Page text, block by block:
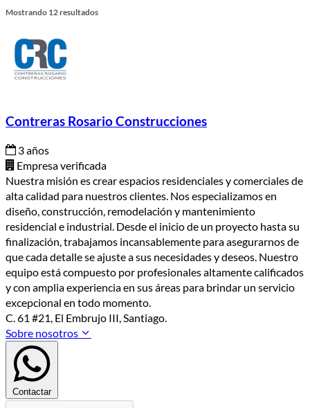
Mostrando 12 resultados
Contreras Rosario Construcciones
3 años
Empresa verificada
Nuestra misión es crear espacios residenciales y comerciales de
alta calidad para nuestros clientes. Nos especializamos en
diseño, construcción, remodelación y mantenimiento
residencial e industrial. Desde el inicio de un proyecto hasta su
finalización, trabajamos incansablemente para asegurarnos de
que cada detalle se ajuste a sus necesidades y deseos. Nuestro
equipo está compuesto por profesionales altamente calificados
y con amplia experiencia en sus áreas para brindar un servicio
excepcional en todo momento.
C. 61 #21, El Embrujo III, Santiago.
Sobre nosotros
Contactar